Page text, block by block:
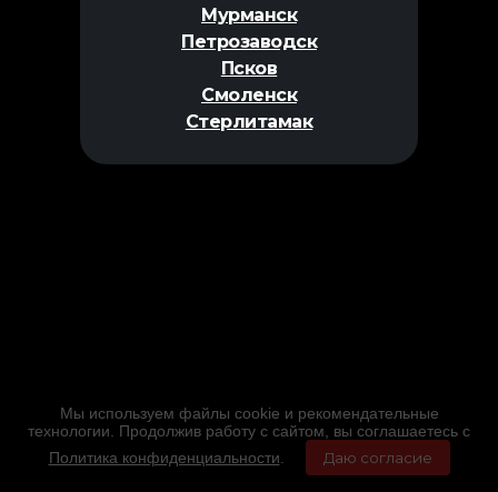
Мурманск
Петрозаводск
Псков
Смоленск
Стерлитамак
Мы используем файлы cookie и рекомендательные
технологии. Продолжив работу с сайтом, вы соглашаетесь с
Политика конфиденциальности
Даю согласие